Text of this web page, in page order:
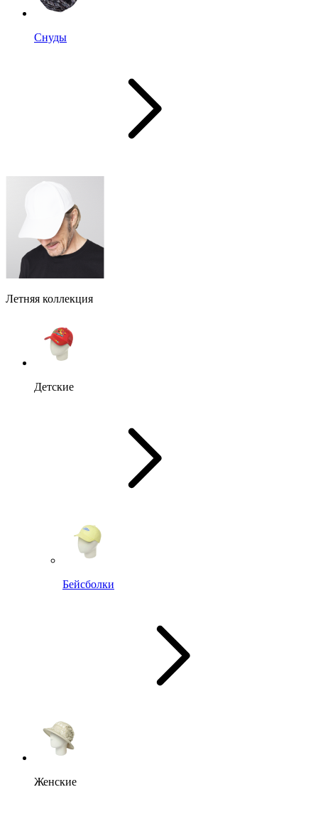
Снуды
Летняя коллекция
Детские
Бейсболки
Женские